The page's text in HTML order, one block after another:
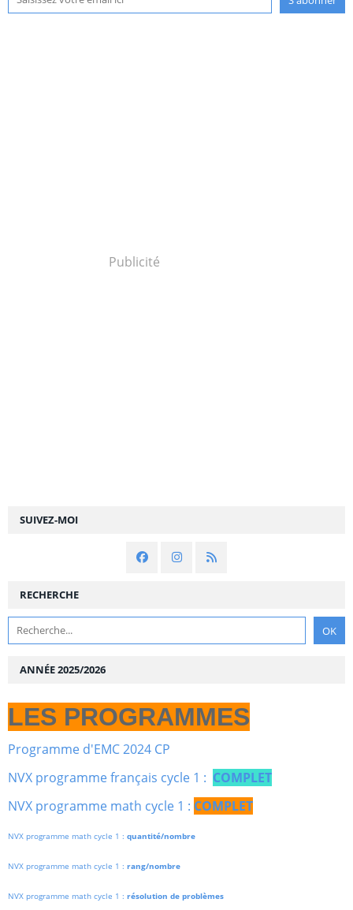
SUIVEZ-MOI
RECHERCHE
Publicité
ANNÉE 2025/2026
LES PROGRAMMES
Programme d'EMC 2024 CP
NVX programme français cycle 1 : COMPLET
NVX programme math cycle 1 : COMPLET
NVX programme math cycle 1 : quantité/nombre
NVX programme math cycle 1 : rang/nombre
NVX programme math cycle 1 : résolution de problèmes